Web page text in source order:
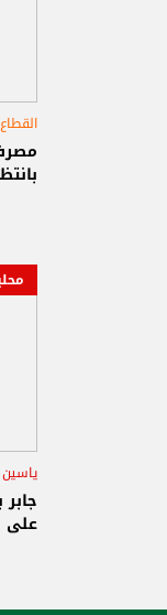
ياسين
على